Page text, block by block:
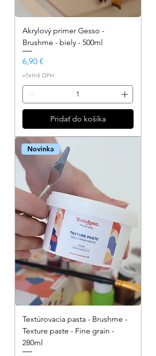
Akrylový primer Gesso -
Brushme - biely - 500ml
Cena
6,90 €
včetně DPH
Pridať do košíka
Novinka
Textúrovacia pasta - Brushme -
Texture paste - Fine grain -
280ml